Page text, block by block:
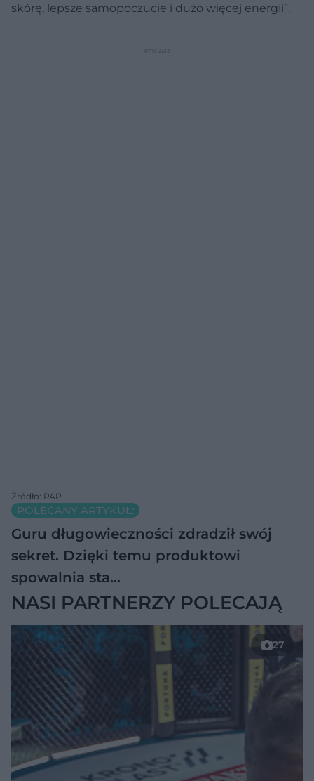
skórę, lepsze samopoczucie i dużo więcej energii”.
Źródło: PAP
POLECANY ARTYKUŁ:
Guru długowieczności zdradził swój
sekret. Dzięki temu produktowi
spowalnia sta…
NASI PARTNERZY POLECAJĄ
27